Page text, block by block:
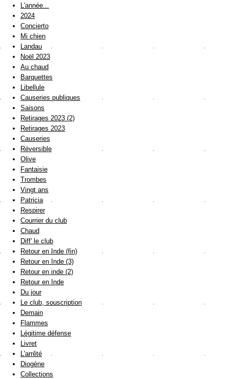
L'année...
2024
Concierto
Mi chien
Landau
Noël 2023
Au chaud
Barquettes
Libellule
Causeries publiques
Saisons
Retirages 2023 (2)
Retirages 2023
Causeries
Réversible
Olive
Fantaisie
Trombes
Vingt ans
Patricia
Respirer
Courrier du club
Chaud
Diff' le club
Retour en Inde (fin)
Retour en Inde (3)
Retour en inde (2)
Retour en Inde
Du jour
Le club, souscription
Demain
Flammes
Légitime défense
Livret
L'arrêté
Diogène
Collections